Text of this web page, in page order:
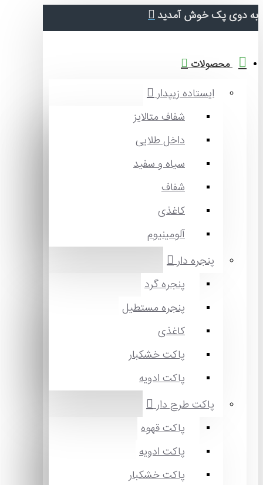
پک خوش آمدید
محصولات
ایستاده زیپدار
شفاف متالایز
داخل طلایی
سیاه و سفید
شفاف
کاغذی
آلومینیوم
پنجره دار
پنجره گرد
پنجره مستطیل
کاغذی
پاکت خشکبار
پاکت ادویه
پاکت طرح دار
پاکت قهوه
پاکت ادویه
پاکت خشکبار